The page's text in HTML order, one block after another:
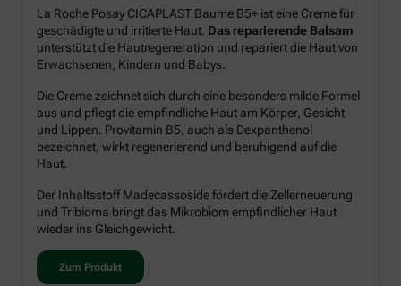
La Roche Posay CICAPLAST Baume B5+ ist eine Creme für
geschädigte und irritierte Haut. Das reparierende Balsam
unterstützt die Hautregeneration und repariert die Haut von
Erwachsenen, Kindern und Babys.
Die Creme zeichnet sich durch eine besonders milde Formel
aus und pflegt die empfindliche Haut am Körper, Gesicht
und Lippen. Provitamin B5, auch als Dexpanthenol
bezeichnet, wirkt regenerierend und beruhigend auf die
Haut.
Der Inhaltsstoff Madecassoside fördert die Zellerneuerung
und Tribioma bringt das Mikrobiom empfindlicher Haut
wieder ins Gleichgewicht.
Zum Produkt